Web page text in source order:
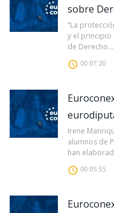
sobre
“La
y el principio
de Derecho...
00:07:20
Irene
alumnos de
han
00:05:55